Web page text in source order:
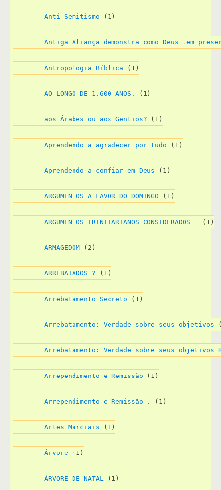
Anti-Semitismo (1)
Antiga Aliança demonstra como Deus tem
Antropologia Bíblica (1)
AO LONGO DE 1.600 ANOS. (1)
aos Árabes ou aos Gentios? (1)
Aprendendo a agradecer por tudo (1)
Aprendendo a confiar em Deus (1)
ARGUMENTOS A FAVOR DO DOMINGO (1)
ARGUMENTOS TRINITARIANOS CONSIDERADOS (1)
ARMAGEDOM (2)
ARREBATADOS ? (1)
Arrebatamento Secreto (1)
Arrebatamento: Verdade sobre seus objetivos
Arrebatamento: Verdade sobre seus objetivos
Arrependimento e Remissão (1)
Arrependimento e Remissão . (1)
Artes Marciais (1)
Árvore (1)
ÁRVORE DE NATAL (1)